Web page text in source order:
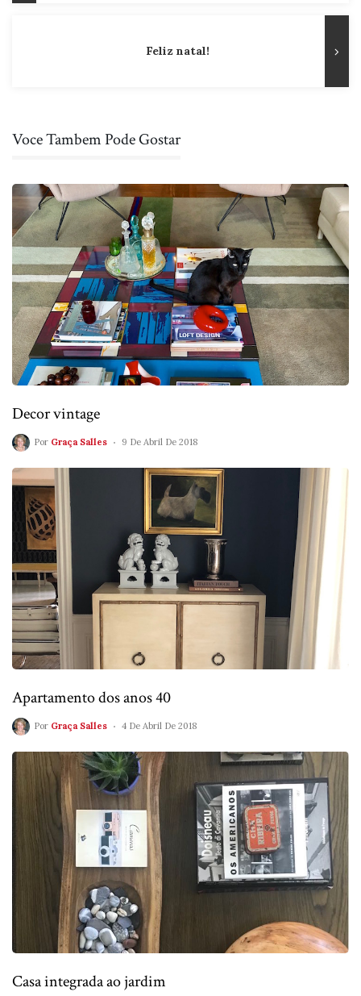
Post
Feliz natal!
Voce Tambem Pode Gostar
Decor vintage
Por Graça Salles 9 De Abril De 2018
Apartamento dos anos 40
Por Graça Salles 4 De Abril De 2018
Casa integrada ao jardim